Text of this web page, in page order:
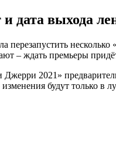
и дата выхода
– ждать премьеры
2021»
изменения будут только в